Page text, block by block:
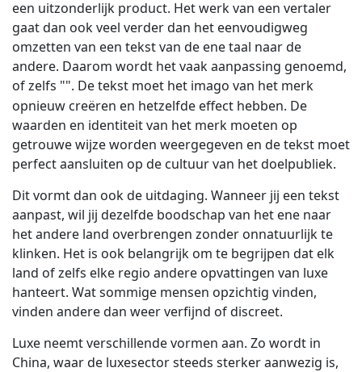
een uitzonderlijk product. Het werk van een vertaler
gaat dan ook veel verder dan het eenvoudigweg
omzetten van een tekst van de ene taal naar de
andere. Daarom wordt het vaak aanpassing genoemd,
of zelfs "". De tekst moet het imago van het merk
opnieuw creëren en hetzelfde effect hebben. De
waarden en identiteit van het merk moeten op
getrouwe wijze worden weergegeven en de tekst moet
perfect aansluiten op de cultuur van het doelpubliek.
Dit vormt dan ook de uitdaging. Wanneer jij een tekst
aanpast, wil jij dezelfde boodschap van het ene naar
het andere land overbrengen zonder onnatuurlijk te
klinken. Het is ook belangrijk om te begrijpen dat elk
land of zelfs elke regio andere opvattingen van luxe
hanteert. Wat sommige mensen opzichtig vinden,
vinden andere dan weer verfijnd of discreet.
Luxe neemt verschillende vormen aan. Zo wordt in
China, waar de luxesector steeds sterker aanwezig is,